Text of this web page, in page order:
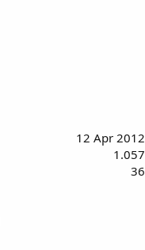
12 Apr 2012
1.057
36